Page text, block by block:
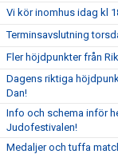
Vi kör inomhus idag kl
Terminsavslutning
Fler höjdpunkter från
Dagens riktiga
Dan!
Info och schema inför
Judofestivalen!
Medaljer och tuffa